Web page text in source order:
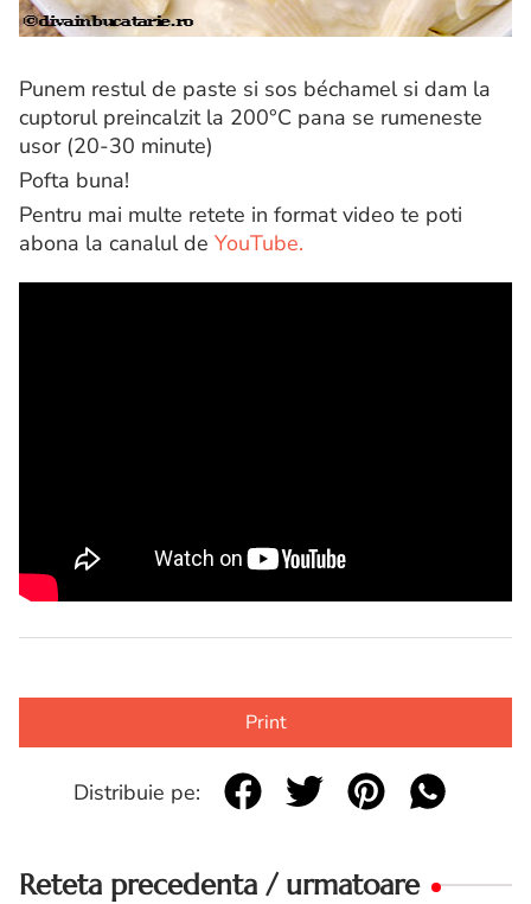
Punem restul de paste si sos béchamel si dam la
cuptorul preincalzit la 200°C pana se rumeneste
usor (20-30 minute)
Pofta buna!
Pentru mai multe retete in format video te poti
abona la canalul de YouTube.
Print
Distribuie pe:
Reteta precedenta / urmatoare